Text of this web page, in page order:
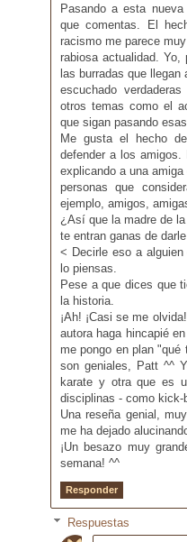
Pasando a esta
que comentas. El
racismo me parece
rabiosa actualidad.
las burradas que
escuchado
otros temas como el
que sigan pasando
Me gusta el hecho
defender a los
explicando a una
personas que
ejemplo, amigos,
¿Así que la madre de
te entran ganas de
< Decirle eso a
lo piensas.
Pese a que dices que
la historia.
¡Ah! ¡Casi se me
autora haga hincapié
me pongo en plan "qué
son geniales, Patt ^^
karate y otra que es
disciplinas - como kick-
Una reseña genial,
me ha dejado
¡Un besazo muy
semana! ^^
Responder
Respuestas